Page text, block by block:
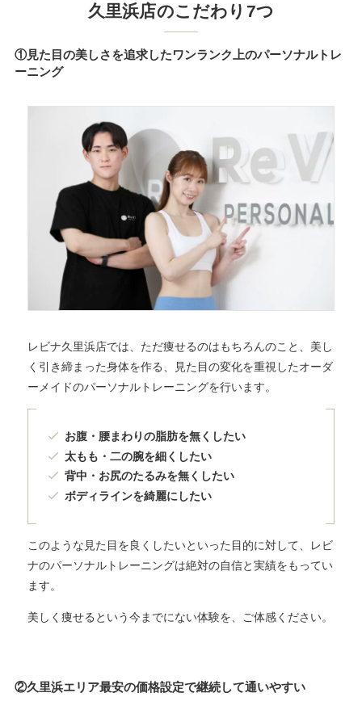
久里浜店のこだわり7つ
①見た目の美しさを追求したワンランク上のパーソナルトレ
ーニング
レビナ久里浜店では、ただ痩せるのはもちろんのこと、美し
く引き締まった身体を作る、見た目の変化を重視したオーダ
ーメイドのパーソナルトレーニングを行います。
お腹・腰まわりの脂肪を無くしたい
太もも・二の腕を細くしたい
背中・お尻のたるみを無くしたい
ボディラインを綺麗にしたい
このような見た目を良くしたいといった目的に対して、レビ
ナのパーソナルトレーニングは絶対の自信と実績をもってい
ます。
美しく痩せるという今までにない体験を、ご体感ください。
②久里浜エリア最安の価格設定で継続して通いやすい